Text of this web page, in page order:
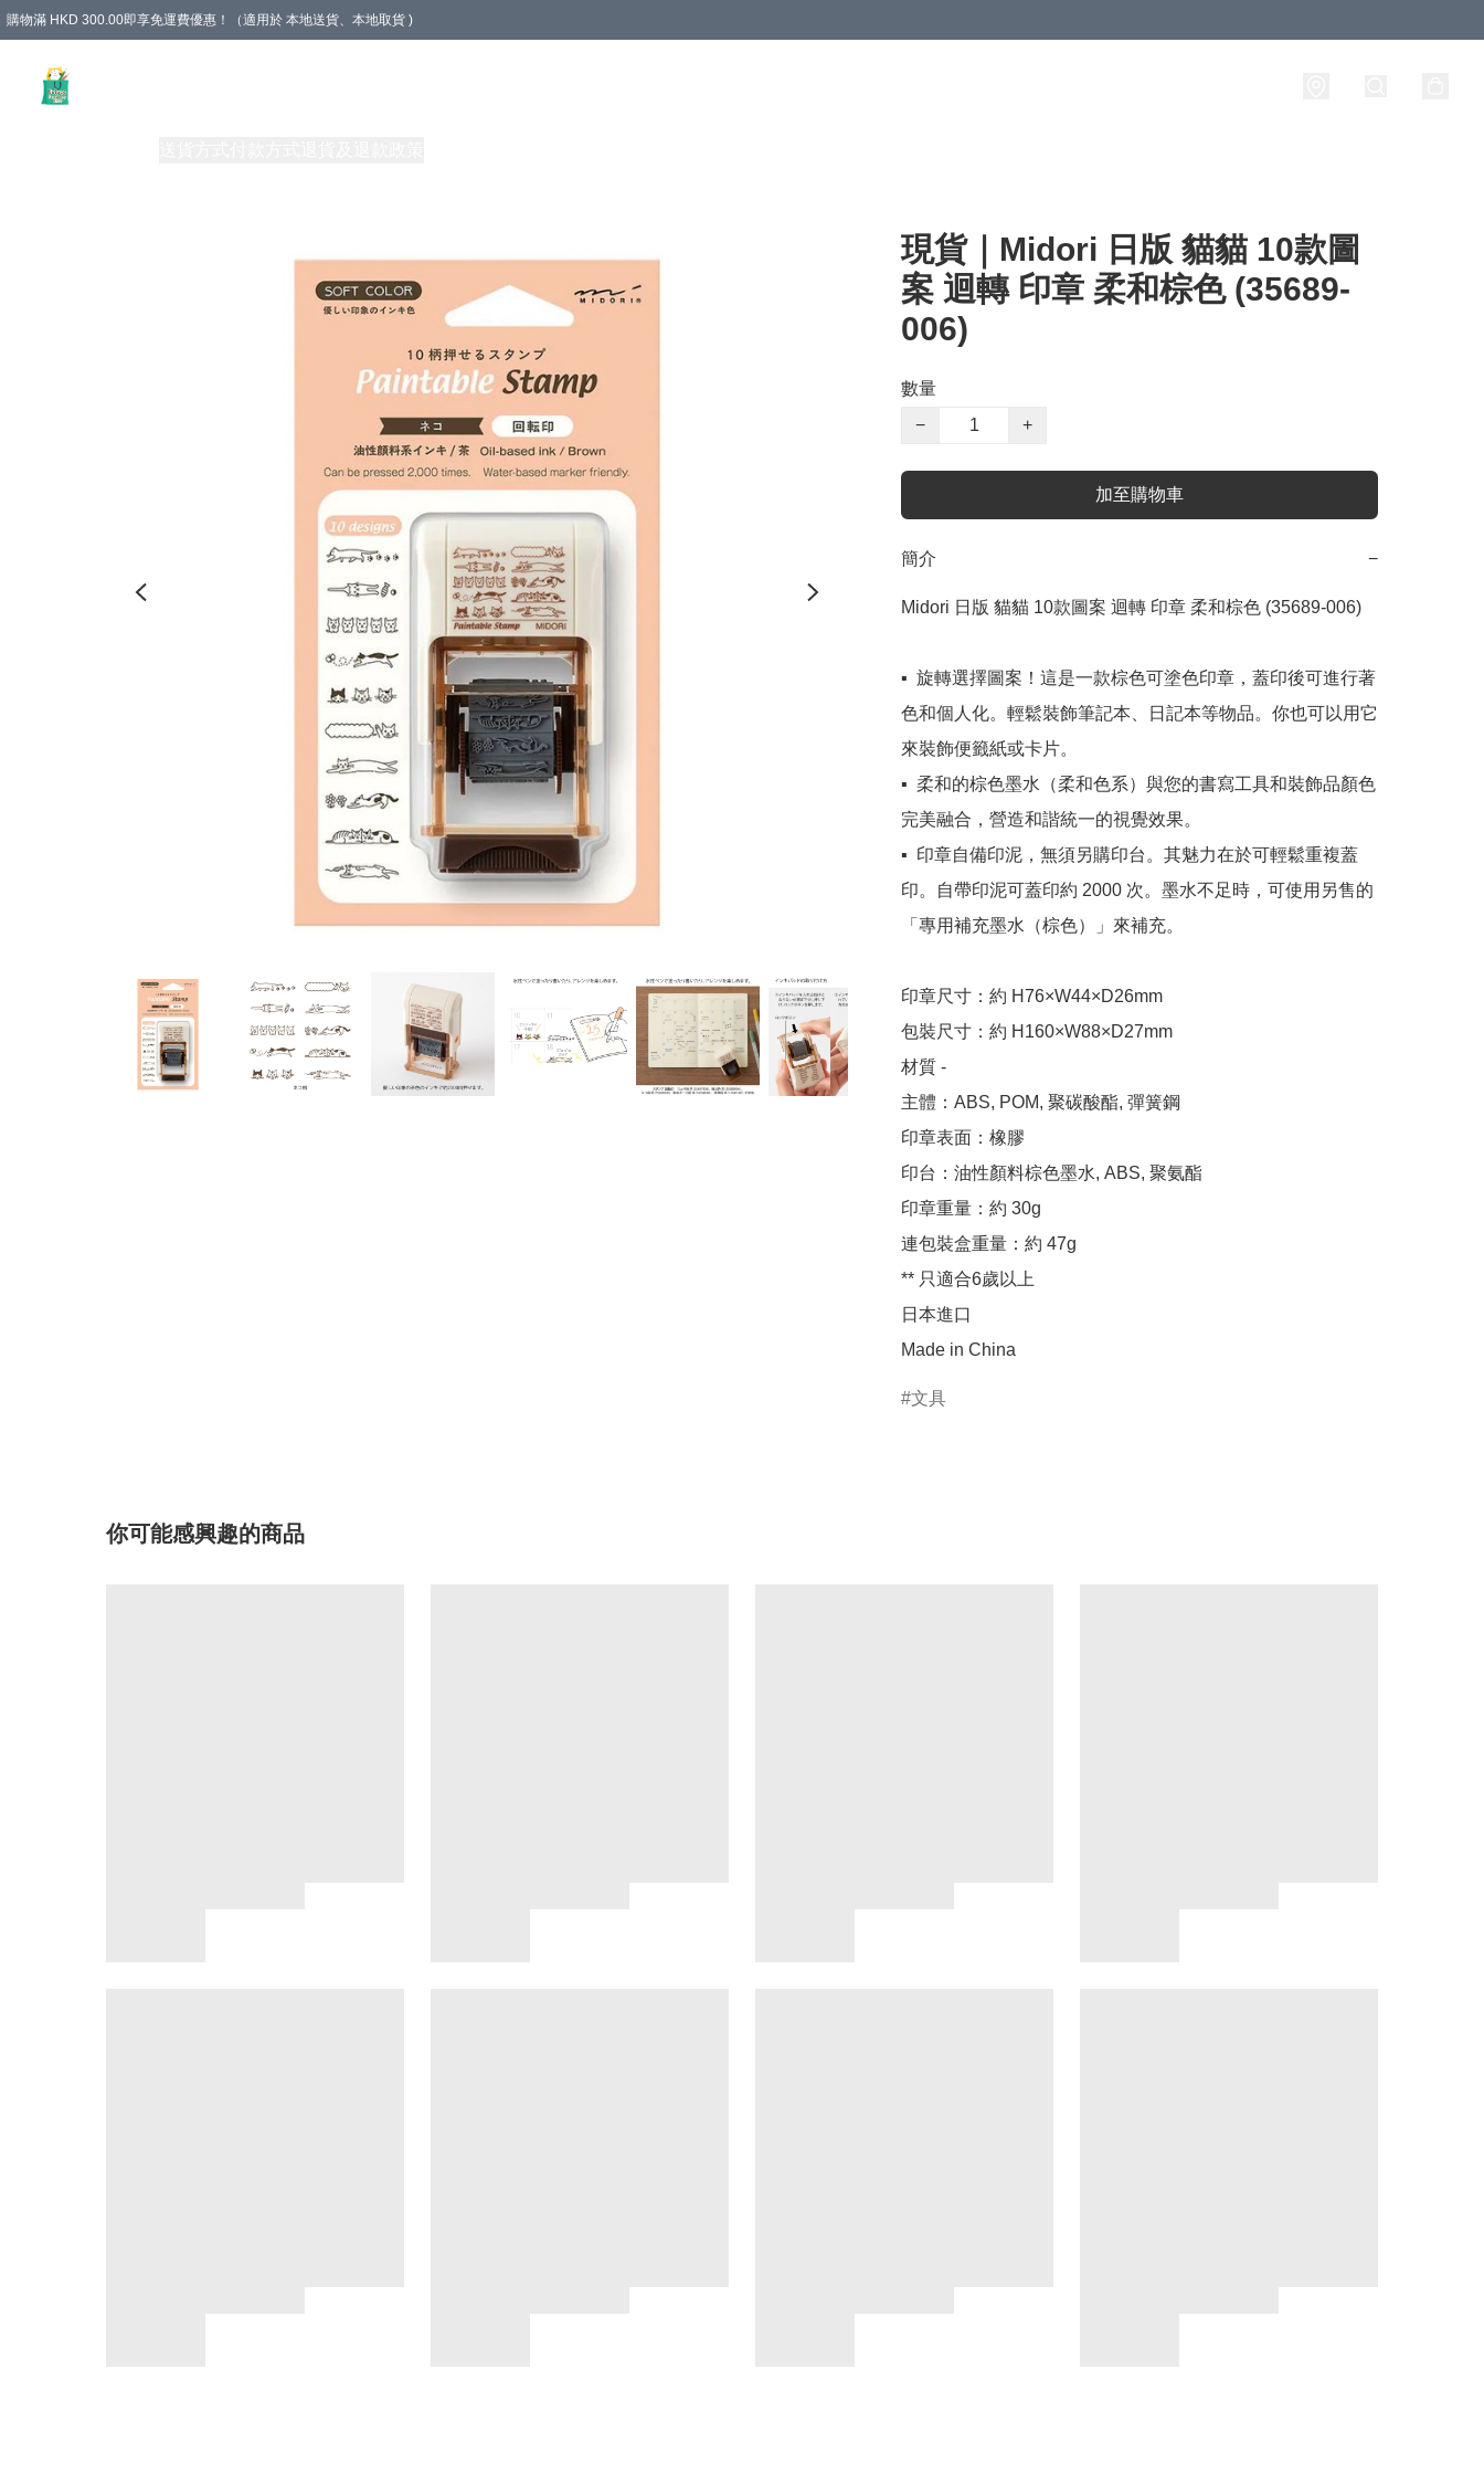
購物滿 HKD 300.00即享免運費優惠！（適用於 本地送貨、本地取貨 )
現貨｜Midori 日版 貓貓 10款圖
案 迴轉 印章 柔和棕色 (35689-
006)
數量
−
+
加至購物車
簡介 −
Midori 日版 貓貓 10款圖案 迴轉 印章 柔和棕色 (35689-006)
▪️  旋轉選擇圖案！這是一款棕色可塗色印章，蓋印後可進行著
色和個人化。輕鬆裝飾筆記本、日記本等物品。你也可以用它
來裝飾便籤紙或卡片。
▪️  柔和的棕色墨水（柔和色系）與您的書寫工具和裝飾品顏色
完美融合，營造和諧統一的視覺效果。
▪️  印章自備印泥，無須另購印台。其魅力在於可輕鬆重複蓋
印。自帶印泥可蓋印約 2000 次。墨水不足時，可使用另售的
「專用補充墨水（棕色）」來補充。
印章尺寸：約 H76×W44×D26mm
包裝尺寸：約 H160×W88×D27mm
材質 -
主體：ABS, POM, 聚碳酸酯, 彈簧鋼
印章表面：橡膠
印台：油性顏料棕色墨水, ABS, 聚氨酯
印章重量：約 30g
連包裝盒重量：約 47g
** 只適合6歲以上
日本進口
Made in China
文具
你可能感興趣的商品